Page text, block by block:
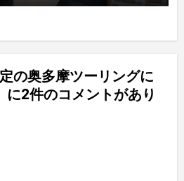
の奥多摩ツーリングに
に2件のコメントがあり